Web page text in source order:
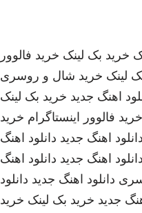
خرید بک لینک خرید فالوور
لینک خرید شال و روسری
اهنگ جدید خرید بک لینک
خرید فالوور اینستاگرام خرید
دانلود اهنگ جدید دانلود اهنگ
دانلود اهنگ جدید دانلود اهنگ
دانلود اهنگ جدید دانلود
جدید خرید بک لینک خرید